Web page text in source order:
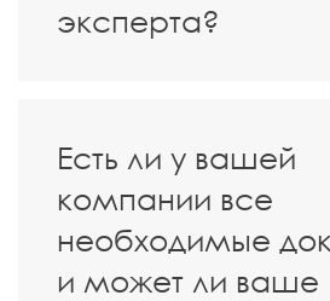
эксперта?
Есть ли у вашей
компании все
необходимые
и может ли ваше